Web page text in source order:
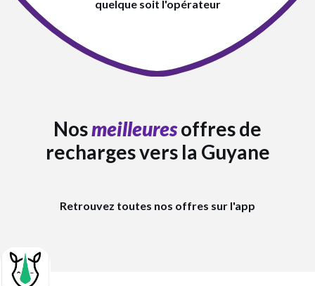
quelque soit l'opérateur
Nosmeilleuresoffres de
recharges vers la Guyane
Retrouvez toutes nos offres sur l'app